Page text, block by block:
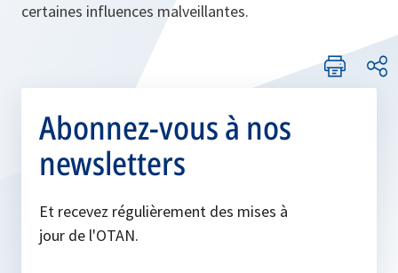
certaines influences malveillantes.
Abonnez-vous à nos
newsletters
Et recevez régulièrement des mises à
jour de l'OTAN.